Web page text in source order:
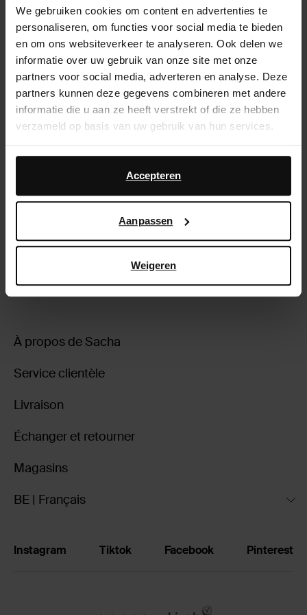
We gebruiken cookies om content en advertenties te
personaliseren, om functies voor social media te bieden
en om ons websiteverkeer te analyseren. Ook delen we
informatie over uw gebruik van onze site met onze
partners voor social media, adverteren en analyse. Deze
partners kunnen deze gegevens combineren met andere
informatie die u aan ze heeft verstrekt of die ze hebben
verzameld op basis van uw gebruik van hun services.
Daarnaast werken wij samen met Google voor
advertentie- en meetdoeleinden. Meer informatie over
hoe Google uw persoonsgegevens gebruikt, vindt u op
Accepteren
Aanpassen
Weigeren
Service d'assistance
Délai de rétractation de 14 jours
Description du produit
Ces escarpins de Sacha ont un design couleur rouge
bourgogne et un petit talon de 4 cm de hauteur. Les
chaussures sont en cuir et ont une doublure en cuir.
Détails du produit
Livraison & retour
À propos de Sacha
Service clientèle
Livraison
Échanger et retourner
Magasins
BE | Français
Instagram Tiktok Facebook Pinterest